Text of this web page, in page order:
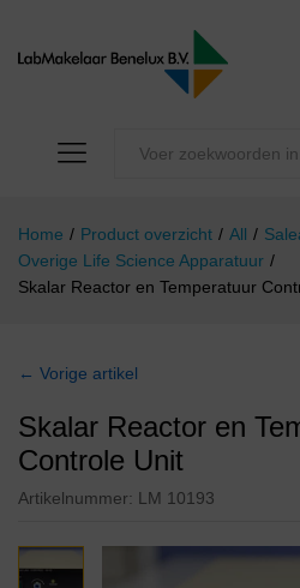
Home / Product overzicht / All /
Overige Life Science Apparatuur /
Skalar Reactor en Temperatuur
← Vorige artikel
Skalar Reactor en
Controle Unit
Artikelnummer: LM 10193